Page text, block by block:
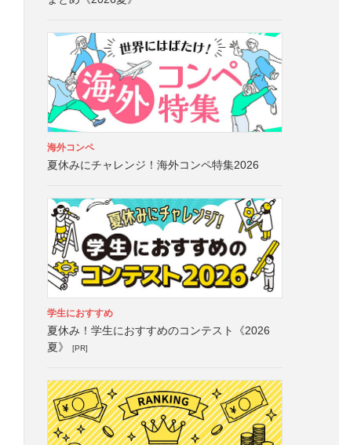
海外コンペ
夏休みにチャレンジ！海外コンペ特集2026
学生におすすめ
夏休み！学生におすすめのコンテスト《2026
夏》
[PR]